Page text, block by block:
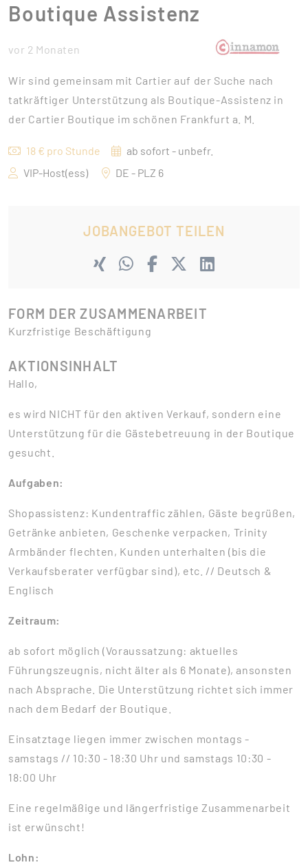
Boutique Assistenz
vor 2 Monaten
Wir sind gemeinsam mit Cartier auf der Suche nach
tatkräftiger Unterstützung als Boutique-Assistenz in
der Cartier Boutique im schönen Frankfurt a. M.
18 € pro Stunde
ab sofort - unbefr.
VIP-Host(ess)
DE - PLZ 6
JOBANGEBOT TEILEN
FORM DER ZUSAMMENARBEIT
Kurzfristige Beschäftigung
AKTIONSINHALT
Hallo,
es wird NICHT für den aktiven Verkauf, sondern eine
Unterstützung für die Gästebetreuung in der Boutique
gesucht.
Aufgaben:
Shopassistenz: Kundentraffic zählen, Gäste begrüßen,
Getränke anbieten, Geschenke verpacken, Trinity
Armbänder flechten, Kunden unterhalten (bis die
Verkaufsberater verfügbar sind), etc. // Deutsch &
Englisch
Zeitraum:
ab sofort möglich (Voraussatzung: aktuelles
Führungszeugnis, nicht älter als 6 Monate), ansonsten
nach Absprache. Die Unterstützung richtet sich immer
nach dem Bedarf der Boutique.
Einsatztage liegen immer zwischen montags -
samstags // 10:30 - 18:30 Uhr und samstags 10:30 -
18:00 Uhr
Eine regelmäßige und längerfristige Zusammenarbeit
ist erwünscht!
Lohn: